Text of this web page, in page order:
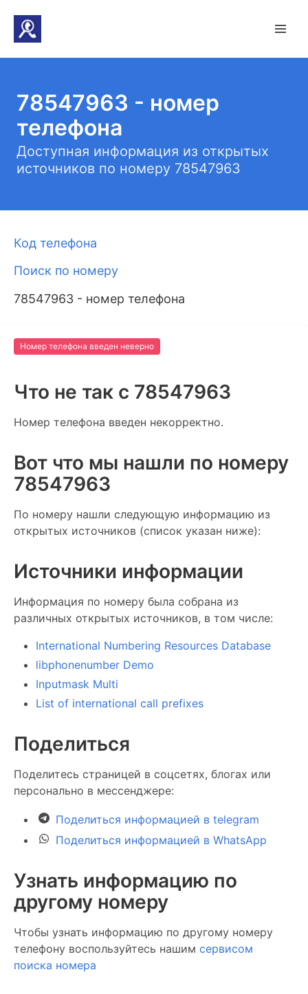
78547963 - номер
телефона
Доступная информация из открытых
источников по номеру 78547963
Код телефона
Поиск по номеру
78547963 - номер телефона
Номер телефона введен неверно
Что не так c 78547963
Номер телефона введен некорректно.
Вот что мы нашли по номеру
78547963
По номеру нашли следующую информацию из
открытых источников (список указан ниже):
Источники информации
Информация по номеру была собрана из
различных открытых источников, в том числе:
International Numbering Resources Database
libphonenumber Demo
Inputmask Multi
List of international call prefixes
Поделиться
Поделитесь страницей в соцсетях, блогах или
персонально в мессенджере:
Поделиться информацией в telegram
Поделиться информацией в WhatsApp
Узнать информацию по
другому номеру
Чтобы узнать информацию по другому номеру
телефону воспользуйтесь нашим сервисом
поиска номера